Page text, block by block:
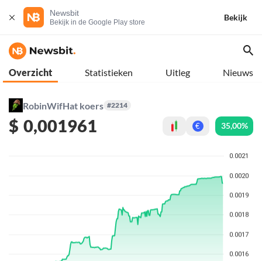
Newsbit
Bekijk in de Google Play store
Bekijk
Overzicht Statistieken Uitleg Nieuws
RobinWifHat koers #2214
$ 0,001961 € 35,00%